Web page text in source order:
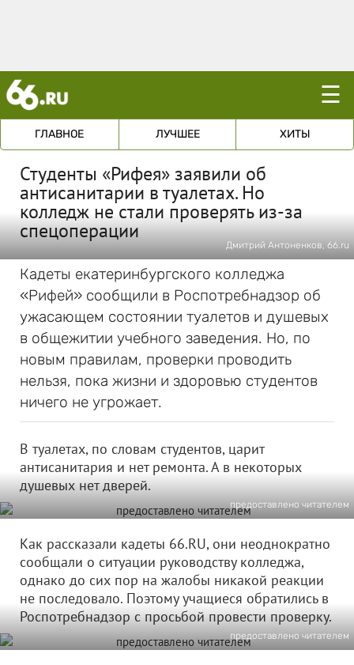
☰
ГЛАВНОЕ ЛУЧШЕЕ ХИТЫ
Студенты «Рифея» заявили об
антисанитарии в туалетах. Но
колледж не стали проверять из-за
спецоперации
Дмитрий Антоненков, 66.ru
Кадеты екатеринбургского колледжа
«Рифей» сообщили в Роспотребнадзор об
ужасающем состоянии туалетов и душевых
в общежитии учебного заведения. Но, по
новым правилам, проверки проводить
нельзя, пока жизни и здоровью студентов
ничего не угрожает.
В туалетах, по словам студентов, царит
антисанитария и нет ремонта. А в некоторых
душевых нет дверей.
предоставлено читателем
Как рассказали кадеты 66.RU, они неоднократно
сообщали о ситуации руководству колледжа,
однако до сих пор на жалобы никакой реакции
не последовало. Поэтому учащиеся обратились в
Роспотребнадзор с просьбой провести проверку.
предоставлено читателем